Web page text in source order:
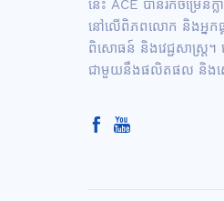
នេះ ACE បានរីកចម្រ
នៅលើពិភពលោក និងអ្នកផ្គត់
ពិសោធន៍ និងវេជ្ជសាស្ត្រ
ជាមួយនឹងផលិតផល និងសេ